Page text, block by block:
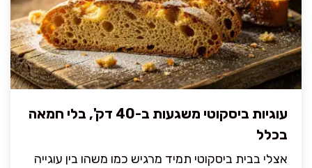
עוגיות ביסקוטי משגעות ב-40 דק', בלי חמאה
בכלל
אצלי בבית ביסקוטי תמיד מרגיש כמו משהו בין עוגייה